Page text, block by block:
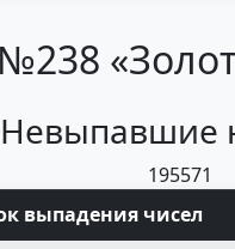
Невыпавшие
195571
выпадения чисел